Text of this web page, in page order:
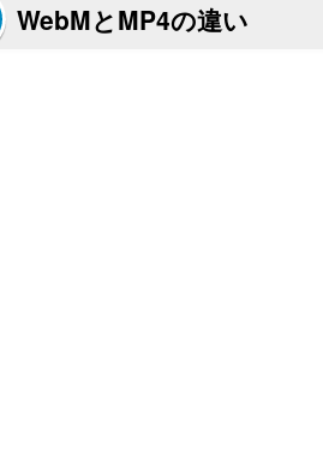
WebMとMP4の違い